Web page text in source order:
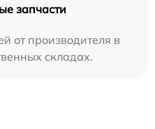
запчасти
от производителя в
складах.